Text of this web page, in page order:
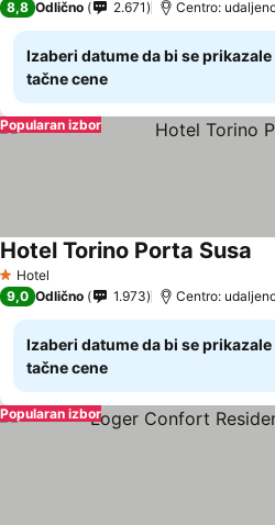
8,8 Odlično 2.671 Centro:
Izaberi datume da bi se prikazale
tačne cene
Popularan izbor
1 Zvezdice
Hotel
Hotel Torino Porta Susa
9,0 Odlično 1.973 Centro:
Izaberi datume da bi se prikazale
tačne cene
Popularan izbor